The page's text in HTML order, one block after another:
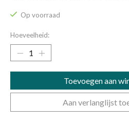
Op voorraad
Hoeveelheid:
Toevoegen aan
Aan verlanglijst